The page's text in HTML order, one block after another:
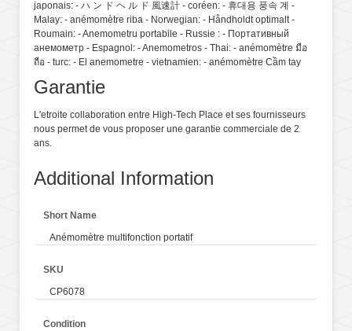
japonais: - ハ ン ド ヘ ル ド 風速計 - coréen: - 휴대용 풍속 계 -
Malay: - anémomètre riba - Norwegian: - Håndholdt optimalt -
Roumain: - Anemometru portabile - Russie : - Портативный
анемометр - Espagnol: - Anemometros - Thai: - anémomètre มือ
ถือ - turc: - El anemometre - vietnamien: - anémomètre Cầm tay
Garantie
L'etroite collaboration entre High-Tech Place et ses fournisseurs
nous permet de vous proposer une garantie commerciale de 2
ans.
Additional Information
Short Name
Anémomètre multifonction portatif
SKU
CP6078
Condition